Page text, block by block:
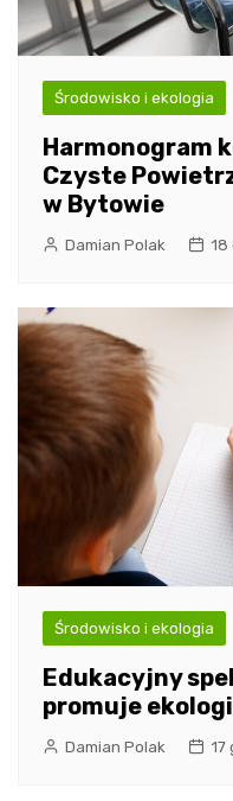
Środowisko i ekologia
Harmonogram
Czyste
w Bytowie
Damian Polak 18
Środowisko i ekologia
Edukacyjny
promuje
Damian Polak 17